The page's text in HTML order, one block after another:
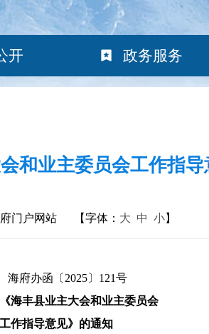
开 政务服务
和业主委员会工作指
门户网站 【字体： 大 中 小】
府办函〔2025〕121号
海丰县业主大会和业主委员会
工作指导意见》的通知